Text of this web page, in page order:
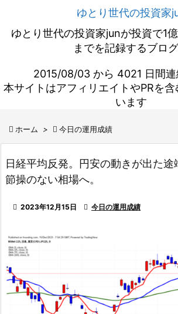
ゆとり世代の投資家
ゆとり世代の投資家junが投資で1
までを記録するブログ
2015/08/03 から 4021 日間連
本サイトはアフィリエイトやPRを
います
 ホーム >  今日の運用成績
日経平均反発。円安の動きが出た途
節操のない相場へ。
 2023年12月15日  今日の運用成績